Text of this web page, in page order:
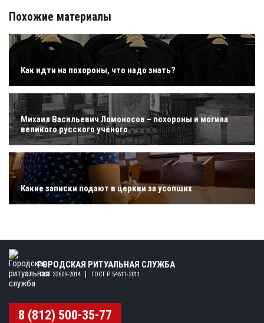
Похожие материалы
Как идти на похороны, что надо знать?
Михаил Васильевич Ломоносов – похороны и могила
великого русского учёного
Какие записки подают в церкви за усопших
ГОРОДСКАЯ РИТУАЛЬНАЯ СЛУЖБА
ГОСТ 32609-2014 ГОСТ Р 54611-2011
8 (812) 500-35-77